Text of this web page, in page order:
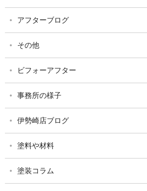
アフターブログ
その他
ビフォーアフター
事務所の様子
伊勢崎店ブログ
塗料や材料
塗装コラム